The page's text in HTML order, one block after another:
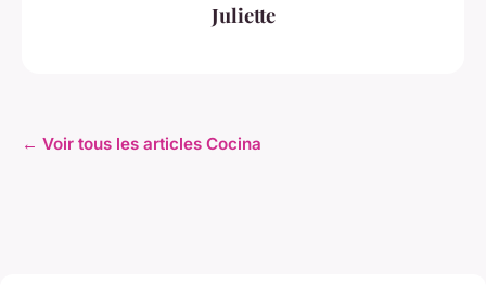
Juliette
← Voir tous les articles Cocina